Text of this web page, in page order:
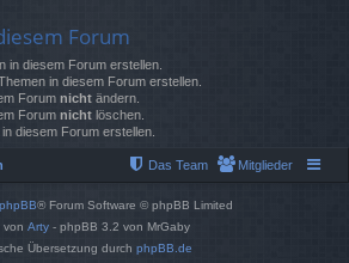
Forum
in diesem Forum erstellen.
in diesem Forum erstellen.
Forum nicht ändern.
Forum nicht löschen.
diesem Forum erstellen.
Mitglieder
Das Team
phpBB® Forum Software © phpBB Limited
von Arty - phpBB 3.2 von MrGaby
Übersetzung durch phpBB.de